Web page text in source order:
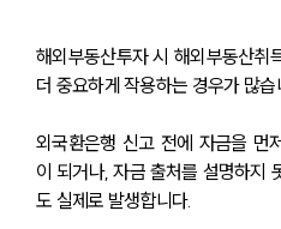
해외부동산투자 시 해외부동산취
더 중요하게 작용하는 경우가 많습
외국환은행 신고 전에 자금을 먼
이 되거나, 자금 출처를 설명하지
도 실제로 발생합니다.